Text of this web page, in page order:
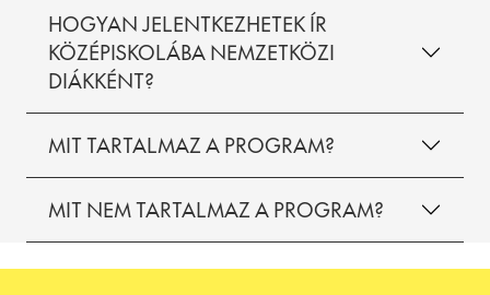
HOGYAN JELENTKEZHETEK ÍR
KÖZÉPISKOLÁBA NEMZETKÖZI
DIÁKKÉNT?
MIT TARTALMAZ A PROGRAM?
MIT NEM TARTALMAZ A PROGRAM?